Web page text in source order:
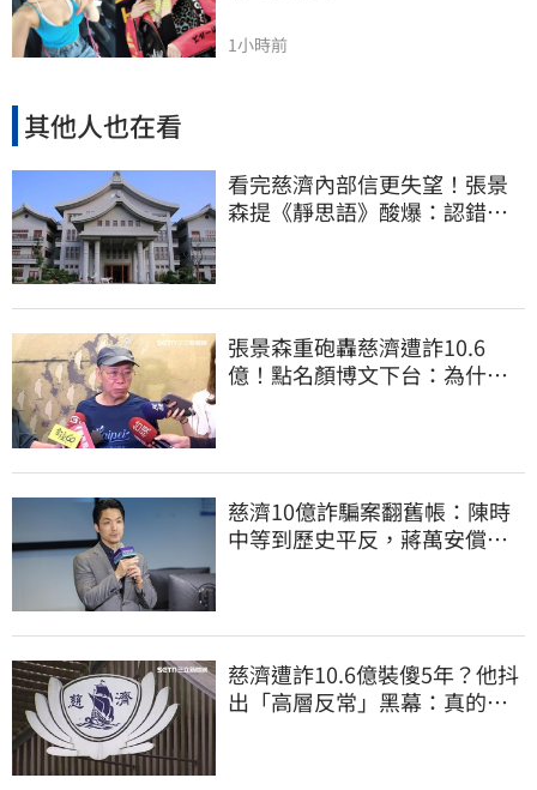
1小時前
其他人也在看
看完慈濟內部信更失望！張景
森提《靜思語》酸爆：認錯有
張景森重砲轟慈濟遭詐10.6
億！點名顏博文下台：為什麼
慈濟10億詐騙案翻舊帳：陳時
中等到歷史平反，蔣萬安償還
慈濟遭詐10.6億裝傻5年？他抖
出「高層反常」黑幕：真的不